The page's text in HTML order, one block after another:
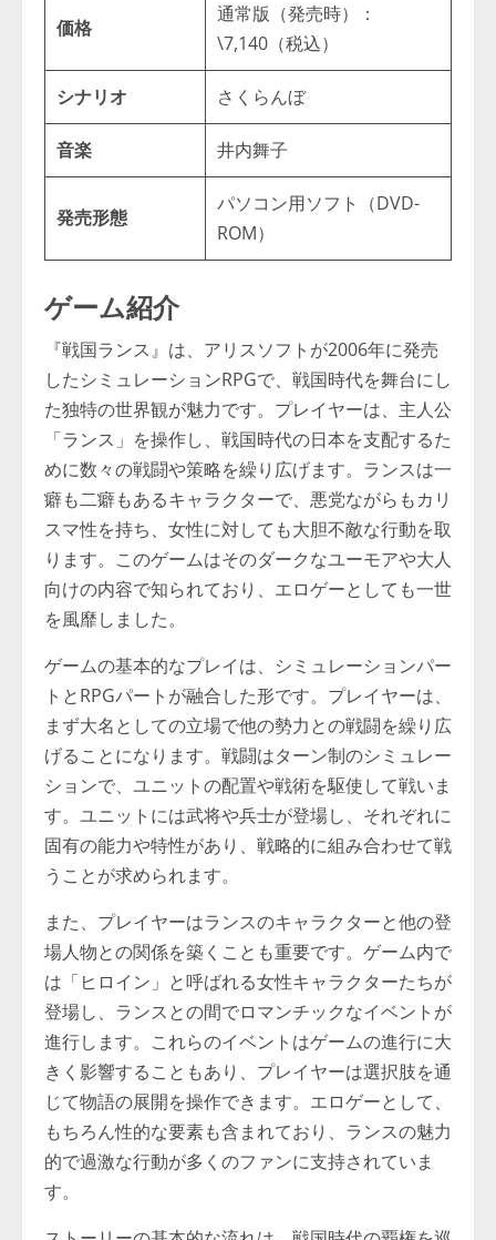
価格
通常版（発売時）：
\7,140（税込）
シナリオ さくらんぼ
音楽 井内舞子
発売形態
パソコン用ソフト（DVD-
ROM）
ゲーム紹介
『戦国ランス』は、アリスソフトが2006年に発売
したシミュレーションRPGで、戦国時代を舞台にし
た独特の世界観が魅力です。プレイヤーは、主人公
「ランス」を操作し、戦国時代の日本を支配するた
めに数々の戦闘や策略を繰り広げます。ランスは一
癖も二癖もあるキャラクターで、悪党ながらもカリ
スマ性を持ち、女性に対しても大胆不敵な行動を取
ります。このゲームはそのダークなユーモアや大人
向けの内容で知られており、エロゲーとしても一世
を風靡しました。
ゲームの基本的なプレイは、シミュレーションパー
トとRPGパートが融合した形です。プレイヤーは、
まず大名としての立場で他の勢力との戦闘を繰り広
げることになります。戦闘はターン制のシミュレー
ションで、ユニットの配置や戦術を駆使して戦いま
す。ユニットには武将や兵士が登場し、それぞれに
固有の能力や特性があり、戦略的に組み合わせて戦
うことが求められます。
また、プレイヤーはランスのキャラクターと他の登
場人物との関係を築くことも重要です。ゲーム内で
は「ヒロイン」と呼ばれる女性キャラクターたちが
登場し、ランスとの間でロマンチックなイベントが
進行します。これらのイベントはゲームの進行に大
きく影響することもあり、プレイヤーは選択肢を通
じて物語の展開を操作できます。エロゲーとして、
もちろん性的な要素も含まれており、ランスの魅力
的で過激な行動が多くのファンに支持されていま
す。